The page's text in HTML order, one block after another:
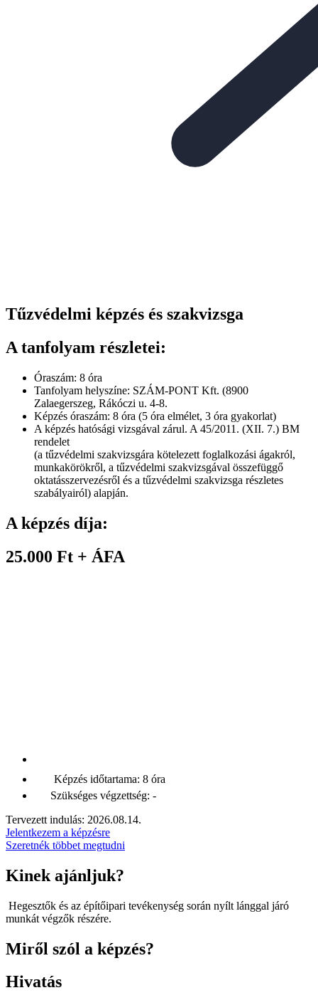
Tűzvédelmi képzés és szakvizsga
A tanfolyam részletei:
Óraszám: 8 óra
Tanfolyam helyszíne: SZÁM-PONT Kft. (8900
Zalaegerszeg, Rákóczi u. 4-8.
Képzés óraszám: 8 óra (5 óra elmélet, 3 óra gyakorlat)
A képzés hatósági vizsgával zárul. A 45/2011. (XII. 7.) BM
rendelet
(a tűzvédelmi szakvizsgára kötelezett foglalkozási ágakról,
munkakörökről, a tűzvédelmi szakvizsgával összefüggő
oktatásszervezésről és a tűzvédelmi szakvizsga részletes
szabályairól) alapján.
A képzés díja:
25.000 Ft + ÁFA
Képzés időtartama: 8 óra
Szükséges végzettség: -
Tervezett indulás: 2026.08.14.
Jelentkezem a képzésre
Szeretnék többet megtudni
Kinek ajánljuk?
Hegesztők és az építőipari tevékenység során nyílt lánggal járó
munkát végzők részére.
Miről szól a képzés?
Hivatás